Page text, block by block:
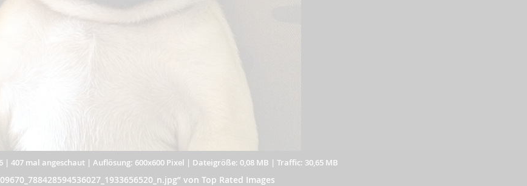
| 407 mal angeschaut| Auflösung: 600x600 Pixel | Dateigröße: 0,08 MB | Traffic: 30,65 MB
von Top Rated Images